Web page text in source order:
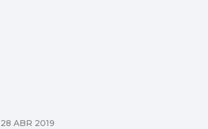
28 ABR 2019